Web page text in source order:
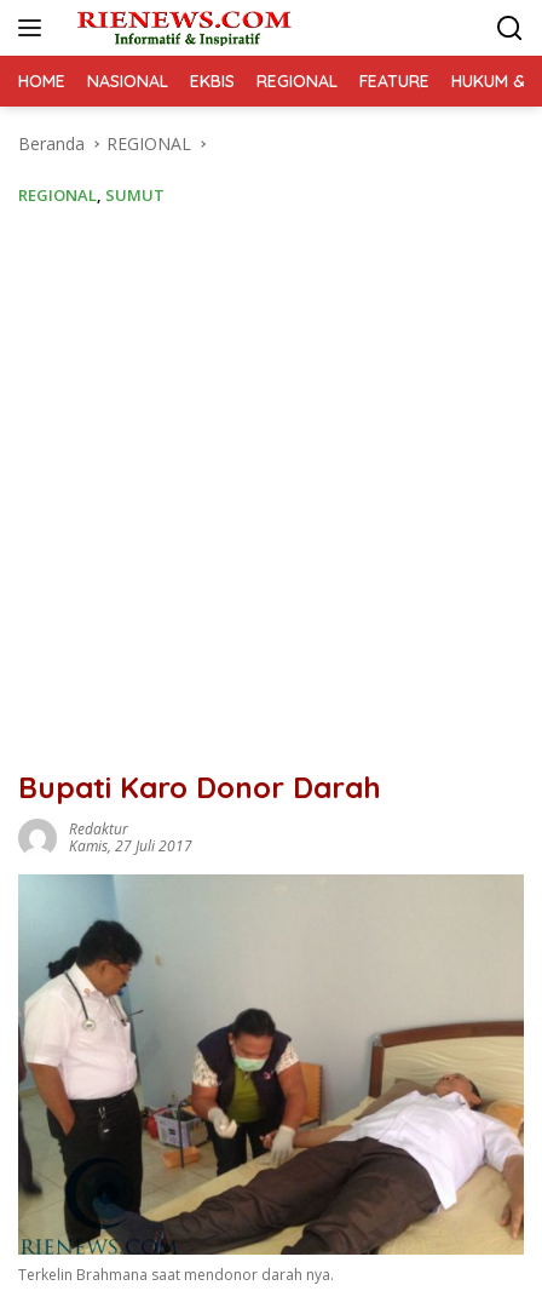
HOME NASIONAL EKBIS REGIONAL FEATURE HUKUM &
Beranda REGIONAL
REGIONAL, SUMUT
Bupati Karo Donor Darah
Redaktur
Kamis, 27 Juli 2017
Terkelin Brahmana saat mendonor darah nya.